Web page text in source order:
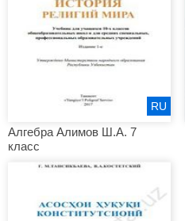
Алгебра Алимов Ш.А. 7
класс
RU